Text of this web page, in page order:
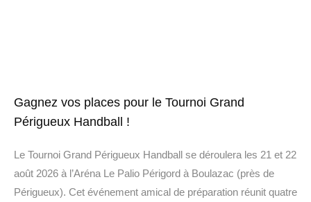
Gagnez vos places pour le Tournoi Grand
Périgueux Handball !
Le Tournoi Grand Périgueux Handball se déroulera les 21 et 22
août 2026 à l’Aréna Le Palio Périgord à Boulazac (près de
Périgueux). Cet événement amical de préparation réunit quatre